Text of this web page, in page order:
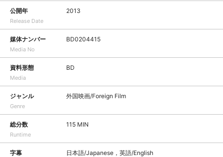
公開年
Release Date
2013
媒体ナンバー
Media No
BD0204415
資料形態
Media
BD
ジャンル
Genre
外国映画/Foreign Film
総分数
Runtime
115 MIN
字幕 日本語/Japanese，英語/English